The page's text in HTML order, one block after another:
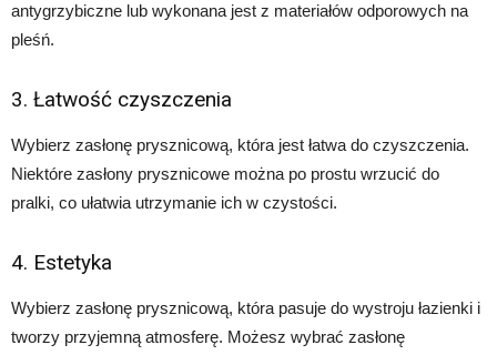
antygrzybiczne lub wykonana jest z materiałów odporowych na
pleśń.
3. Łatwość czyszczenia
Wybierz zasłonę prysznicową, która jest łatwa do czyszczenia.
Niektóre zasłony prysznicowe można po prostu wrzucić do
pralki, co ułatwia utrzymanie ich w czystości.
4. Estetyka
Wybierz zasłonę prysznicową, która pasuje do wystroju łazienki i
tworzy przyjemną atmosferę. Możesz wybrać zasłonę